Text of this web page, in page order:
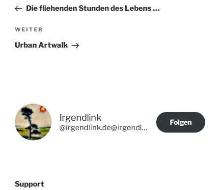
Beitrag
Die fliehenden Stunden des Lebens …
Nächster
Beitrag
WEITER
Urban Artwalk
Irgendlink
@irgendlink.de@irgendlink.de
Folgen
Support